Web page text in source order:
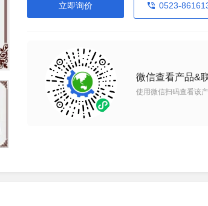
立即询价 0523-
微信查看产品&
使用微信扫码查看该